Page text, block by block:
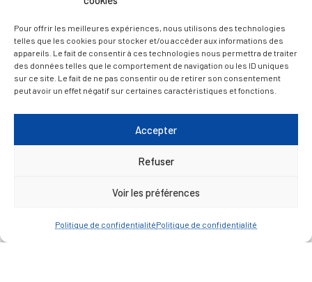
Pour offrir les meilleures expériences, nous utilisons des technologies
telles que les cookies pour stocker et/ou accéder aux informations des
appareils. Le fait de consentir à ces technologies nous permettra de traiter
des données telles que le comportement de navigation ou les ID uniques
sur ce site. Le fait de ne pas consentir ou de retirer son consentement
peut avoir un effet négatif sur certaines caractéristiques et fonctions.
Accepter
Refuser
Voir les préférences
Politique de confidentialitéPolitique de confidentialité
mairie@lareole.fr
Du lundi au jeudi inclus : 8h30 à 12h30 et 13h30 à
17h00
— Contacter la Mairie
Marchés publics